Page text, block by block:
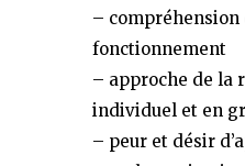
– compréhension
fonctionnement
– approche de la
individuel et en
– peur et désir